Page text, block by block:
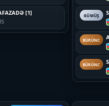
[1] GÜMÜŞ
BÜRÜNC
BÜRÜNC